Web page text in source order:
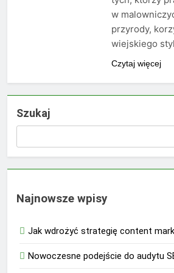
w
przyrody,
wiejskiego
Czytaj więcej
Szukaj
Najnowsze wpisy
Jak wdrożyć strategię content
Nowoczesne podejście do audytu